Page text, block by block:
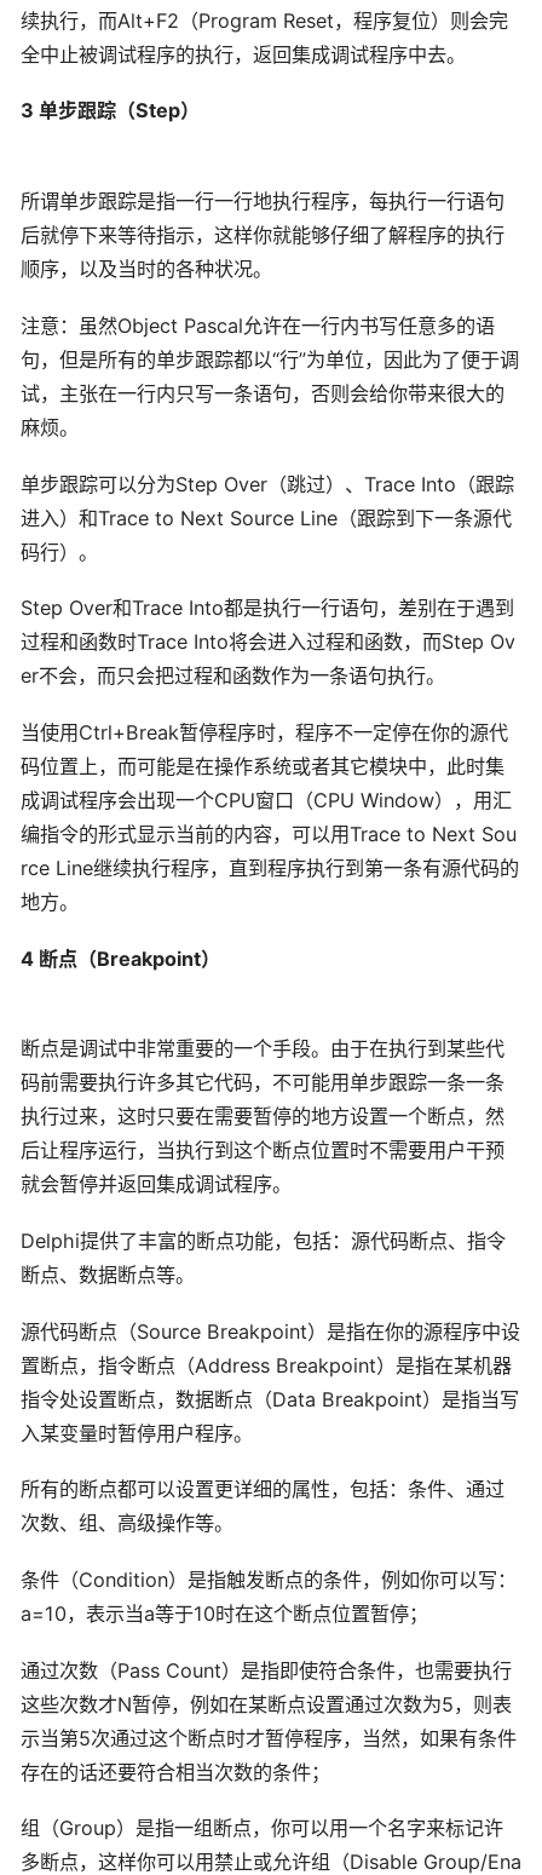
续执行，而Alt+F2（Program Reset，程序复位）则会完
全中止被调试程序的执行，返回集成调试程序中去。
3 单步跟踪（Step）
所谓单步跟踪是指一行一行地执行程序，每执行一行语句
后就停下来等待指示，这样你就能够仔细了解程序的执行
顺序，以及当时的各种状况。
注意：虽然Object Pascal允许在一行内书写任意多的语
句，但是所有的单步跟踪都以“行”为单位，因此为了便于调
试，主张在一行内只写一条语句，否则会给你带来很大的
麻烦。
单步跟踪可以分为Step Over（跳过）、Trace Into（跟踪
进入）和Trace to Next Source Line（跟踪到下一条源代
码行）。
Step Over和Trace Into都是执行一行语句，差别在于遇到
过程和函数时Trace Into将会进入过程和函数，而Step Ov
er不会，而只会把过程和函数作为一条语句执行。
当使用Ctrl+Break暂停程序时，程序不一定停在你的源代
码位置上，而可能是在操作系统或者其它模块中，此时集
成调试程序会出现一个CPU窗口（CPU Window），用汇
编指令的形式显示当前的内容，可以用Trace to Next Sou
rce Line继续执行程序，直到程序执行到第一条有源代码的
地方。
4 断点（Breakpoint）
断点是调试中非常重要的一个手段。由于在执行到某些代
码前需要执行许多其它代码，不可能用单步跟踪一条一条
执行过来，这时只要在需要暂停的地方设置一个断点，然
后让程序运行，当执行到这个断点位置时不需要用户干预
就会暂停并返回集成调试程序。
Delphi提供了丰富的断点功能，包括：源代码断点、指令
断点、数据断点等。
源代码断点（Source Breakpoint）是指在你的源程序中设
置断点，指令断点（Address Breakpoint）是指在某机器
指令处设置断点，数据断点（Data Breakpoint）是指当写
入某变量时暂停用户程序。
所有的断点都可以设置更详细的属性，包括：条件、通过
次数、组、高级操作等。
条件（Condition）是指触发断点的条件，例如你可以写：
a=10，表示当a等于10时在这个断点位置暂停；
通过次数（Pass Count）是指即使符合条件，也需要执行
这些次数才N暂停，例如在某断点设置通过次数为5，则表
示当第5次通过这个断点时才暂停程序，当然，如果有条件
存在的话还要符合相当次数的条件；
组（Group）是指一组断点，你可以用一个名字来标记许
多断点，这样你可以用禁止或允许组（Disable Group/Ena